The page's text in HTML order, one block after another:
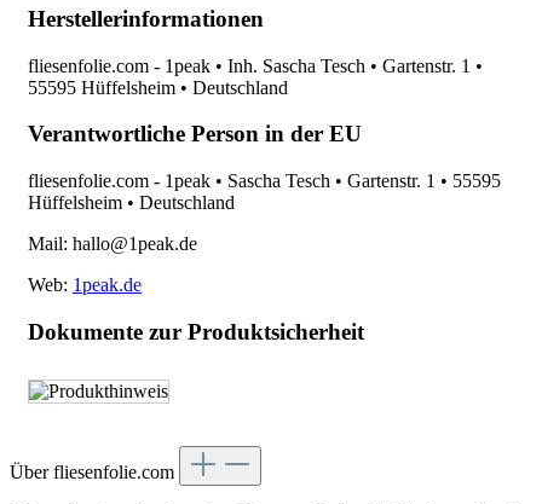
Herstellerinformationen
fliesenfolie.com - 1peak • Inh. Sascha Tesch • Gartenstr. 1 •
55595 Hüffelsheim • Deutschland
Verantwortliche Person in der EU
fliesenfolie.com - 1peak • Sascha Tesch • Gartenstr. 1 • 55595
Hüffelsheim • Deutschland
Mail: hallo@1peak.de
Web: 1peak.de
Dokumente zur Produktsicherheit
Über fliesenfolie.com